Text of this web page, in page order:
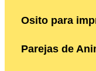
Osito para
Parejas de